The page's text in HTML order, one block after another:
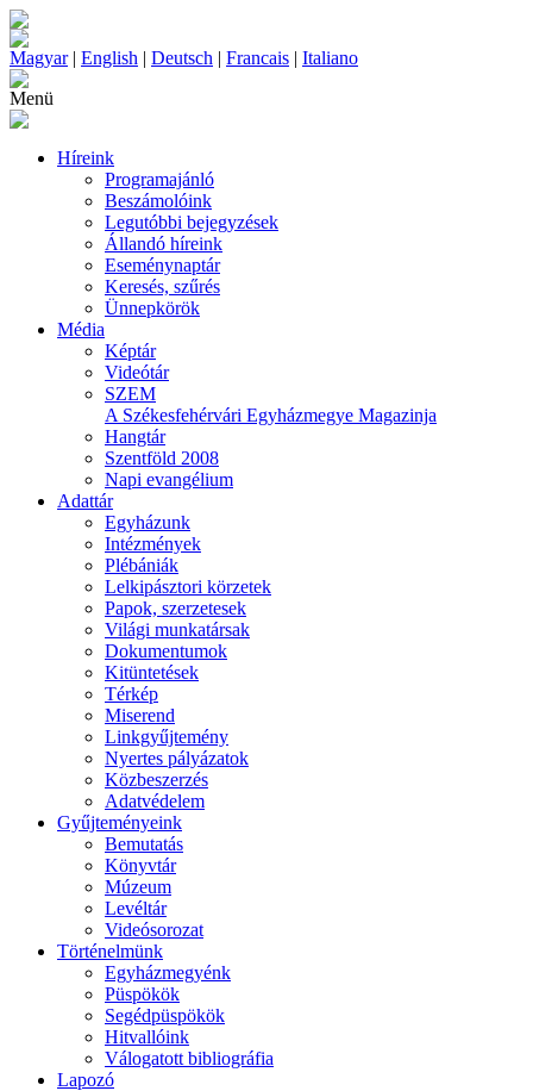
Magyar| English | Deutsch | Francais | Italiano
Menü
Híreink
Programajánló
Beszámolóink
Legutóbbi bejegyzések
Állandó híreink
Eseménynaptár
Keresés, szűrés
Ünnepkörök
Média
Képtár
Videótár
SZEM
A Székesfehérvári Egyházmegye Magazinja
Hangtár
Szentföld 2008
Napi evangélium
Adattár
Egyházunk
Intézmények
Plébániák
Lelkipásztori körzetek
Papok, szerzetesek
Világi munkatársak
Dokumentumok
Kitüntetések
Térkép
Miserend
Linkgyűjtemény
Nyertes pályázatok
Közbeszerzés
Adatvédelem
Gyűjteményeink
Bemutatás
Könyvtár
Múzeum
Levéltár
Videósorozat
Történelmünk
Egyházmegyénk
Püspökök
Segédpüspökök
Hitvallóink
Válogatott bibliográfia
Lapozó